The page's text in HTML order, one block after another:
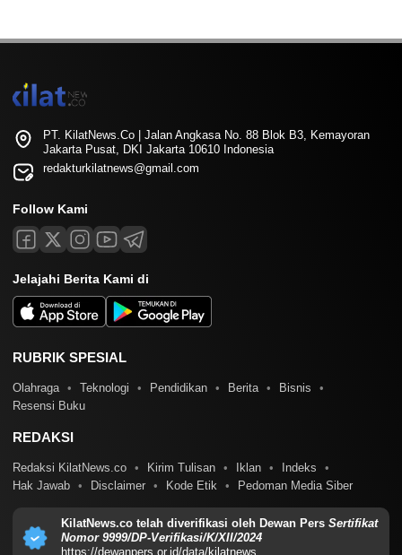
PT. KilatNews.Co | Jalan Angkasa No. 88 Blok B3, Kemayoran
Jakarta Pusat, DKI Jakarta 10610 Indonesia
redakturkilatnews@gmail.com
Follow Kami
Jelajahi Berita Kami di
RUBRIK SPESIAL
Olahraga Teknologi Pendidikan Berita
Bisnis
Resensi Buku
REDAKSI
Redaksi KilatNews.co Kirim Tulisan Iklan
Indeks
Hak Jawab
Disclaimer Kode Etik Pedoman Media Siber
KilatNews.co telah diverifikasi oleh Dewan Pers Sertifikat
Nomor 9999/DP-Verifikasi/K/XII/2024
https://dewanpers.or.id/data/kilatnews